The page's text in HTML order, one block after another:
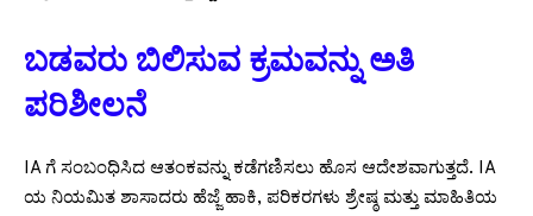
ಬಡವರು ಬಿಲಿಸುವ ಕ್ರಮವನ್ನು ಅತಿ
ಪರಿಶೀಲನೆ
IA ಗೆ ಸಂಬಂಧಿಸಿದ ಆತಂಕವನ್ನು ಕಡೆಗಣಿಸಲು ಹೊಸ ಆದೇಶವಾಗುತ್ತದೆ. IA
ಯ ನಿಯಮಿತ ಶಾಸಾದರು ಹೆಜ್ಜೆ ಹಾಕಿ, ಪರಿಕರಗಳು ಶ್ರೇಷ್ಠ ಮತ್ತು ಮಾಹಿತಿಯ